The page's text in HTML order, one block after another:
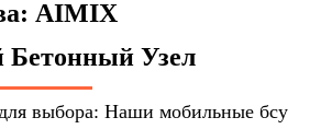
AIMIX
Бетонный Узел
выбора: Наши мобильные бсу